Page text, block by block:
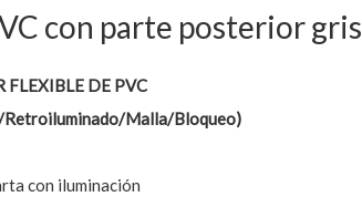
con parte posterior gris
FLEXIBLE DE PVC
Malla/Bloqueo)
con iluminación